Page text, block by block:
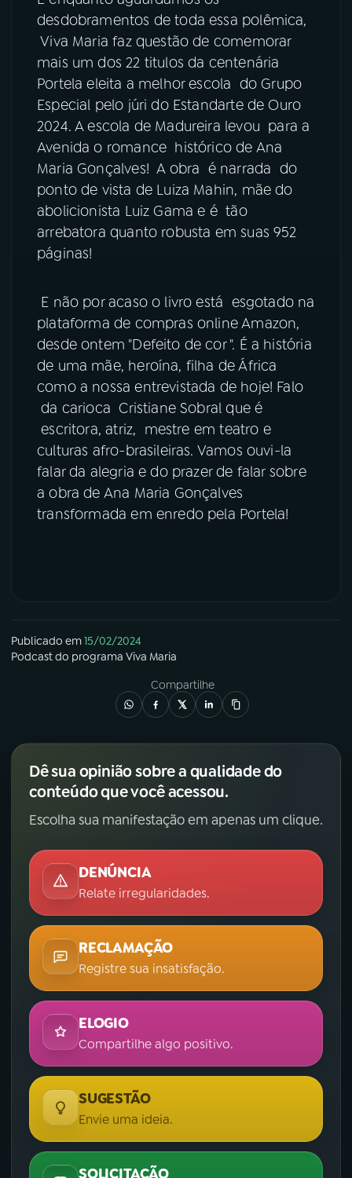
desdobramentos de toda essa polêmica,
Viva Maria faz questão de comemorar
mais um dos 22 titulos da centenária
Portela eleita a melhor escola do Grupo
Especial pelo júri do Estandarte de Ouro
2024. A escola de Madureira levou para a
Avenida o romance histórico de Ana
Maria Gonçalves! A obra é narrada do
ponto de vista de Luiza Mahin, mãe do
abolicionista Luiz Gama e é tão
arrebatora quanto robusta em suas 952
páginas!
E não por acaso o livro está esgotado na
plataforma de compras online Amazon,
desde ontem "Defeito de cor ". É a história
de uma mãe, heroína, filha de África
como a nossa entrevistada de hoje! Falo
da carioca Cristiane Sobral que é
escritora, atriz, mestre em teatro e
culturas afro-brasileiras. Vamos ouvi-la
falar da alegria e do prazer de falar sobre
a obra de Ana Maria Gonçalves
transformada em enredo pela Portela!
Publicado em15/02/2024
Podcastdo programa Viva Maria
Compartilhe
Dê sua opinião sobre a qualidade do
conteúdo que você acessou.
Escolha sua manifestação em apenas um clique.
DENÚNCIA
Relate irregularidades.
RECLAMAÇÃO
Registre sua insatisfação.
ELOGIO
Compartilhe algo positivo.
SUGESTÃO
Envie uma ideia.
SOLICITAÇÃO